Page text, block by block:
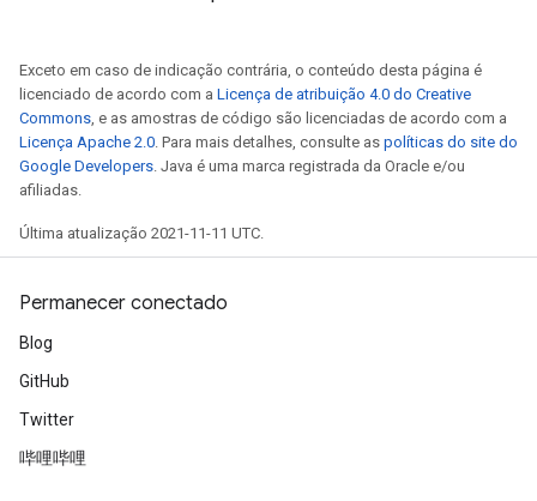
Exceto em caso de indicação contrária, o conteúdo desta página é
licenciado de acordo com a Licença de atribuição 4.0 do Creative
Commons , e as amostras de código são licenciadas de acordo com a
Licença Apache 2.0 . Para mais detalhes, consulte as políticas do site do
Google Developers . Java é uma marca registrada da Oracle e/ou
afiliadas.
Última atualização 2021-11-11 UTC.
Permanecer conectado
Blog
GitHub
Twitter
哔哩哔哩